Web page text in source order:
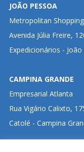
JOÃO PESSOA
Metropolitan
Avenida Júlia Freire,
Expedicionários -
CAMPINA GRANDE
Empresarial Atlanta
Rua Vigário Calixto,
Catolé - Campina